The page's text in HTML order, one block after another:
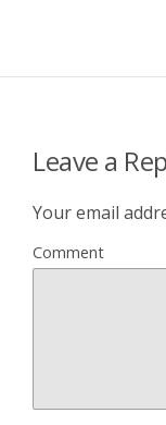
Leave a
Your email
Comment